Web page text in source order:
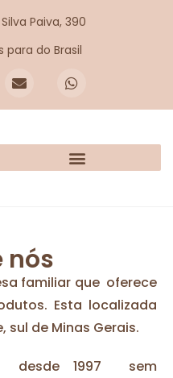
Paiva, 390
para do Brasil
nós
familiar que oferece
Esta localizada
sul de Minas Gerais.
desde 1997 sem